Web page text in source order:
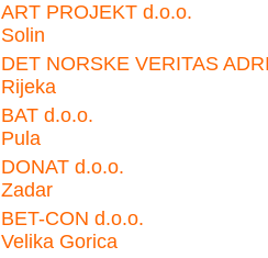
ART PROJEKT d.o.o.
Solin
DET NORSKE VERITAS
Rijeka
BAT d.o.o.
Pula
DONAT d.o.o.
Zadar
BET-CON d.o.o.
Velika Gorica